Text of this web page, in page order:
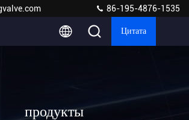
86-195-4876-1535
Цитата
продукты